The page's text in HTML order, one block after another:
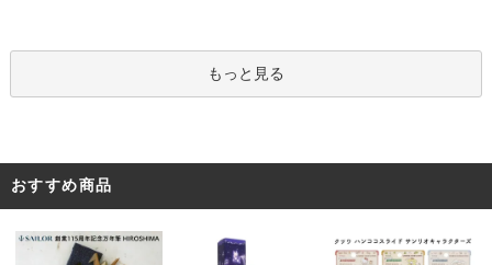
もっと見る
おすすめ商品